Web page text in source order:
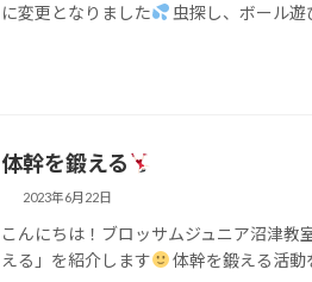
に変更となりました
虫探し、ボール遊
体幹を鍛える
2023年6月22日
こんにちは！ブロッサムジュニア沼津教
える」を紹介します
体幹を鍛える活動